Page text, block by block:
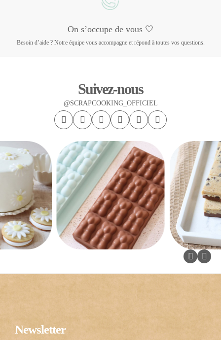
On s’occupe de vous 🤍
Besoin d’aide ? Notre équipe vous accompagne et répond à toutes vos questions.
Suivez-nous
@SCRAPCOOKING_OFFICIEL
Newsletter